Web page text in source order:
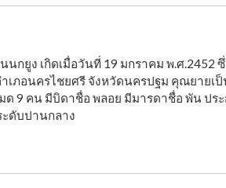
ยูง เกิดเมื่อวันที่ 19 มกราคม พ.ศ.2452
เภอนครไชยศรี จังหวัดนครปฐม คุณยายเ
9 คน มีบิดาชื่อ พลอย มีมารดาชื่อ พัน ปร
ดับปานกลาง